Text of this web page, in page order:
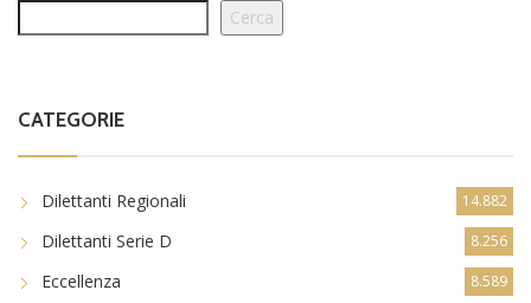
Cerca
CATEGORIE
Dilettanti Regionali 14.882
Dilettanti Serie D 8.256
Eccellenza 8.589